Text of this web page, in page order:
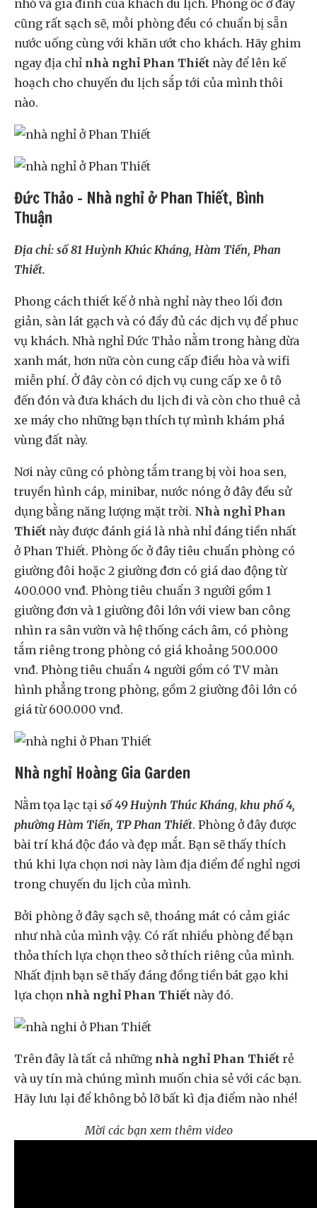
nhỏ và gia đình của khách du lịch. Phòng ốc ở đây
cũng rất sạch sẽ, mỗi phòng đều có chuẩn bị sẵn
nước uống cùng với khăn ướt cho khách. Hãy ghim
ngay địa chỉ nhà nghỉ Phan Thiết này để lên kế
hoạch cho chuyến du lịch sắp tới của mình thôi
nào.
Đức Thảo – Nhà nghỉ ở Phan Thiết, Bình
Thuận
Địa chỉ: số 81 Huỳnh Khúc Kháng, Hàm Tiến, Phan
Thiết.
Phong cách thiết kế ở nhà nghỉ này theo lối đơn
giản, sàn lát gạch và có đầy đủ các dịch vụ để phuc
vụ khách. Nhà nghỉ Đức Thảo nằm trong hàng dừa
xanh mát, hơn nữa còn cung cấp điều hòa và wifi
miễn phí. Ở đây còn có dịch vụ cung cấp xe ô tô
đến đón và đưa khách du lịch đi và còn cho thuê cả
xe máy cho những bạn thích tự mình khám phá
vùng đất này.
Nơi này cũng có phòng tắm trang bị vòi hoa sen,
truyền hình cáp, minibar, nước nóng ở đây đều sử
dụng bằng năng lượng mặt trời. Nhà nghỉ Phan
Thiết này được đánh giá là nhà nhỉ đáng tiền nhất
ở Phan Thiết. Phòng ốc ở đây tiêu chuẩn phòng có
giường đôi hoặc 2 giường đơn có giá dao động từ
400.000 vnđ. Phòng tiêu chuẩn 3 người gồm 1
giường đơn và 1 giường đôi lớn với view ban công
nhìn ra sân vườn và hệ thống cách âm, có phòng
tắm riêng trong phòng có giá khoảng 500.000
vnđ. Phòng tiêu chuẩn 4 người gồm có TV màn
hình phẳng trong phòng, gồm 2 giường đôi lớn có
giá từ 600.000 vnđ.
Nhà nghỉ Hoàng Gia Garden
Nằm tọa lạc tại số 49 Huỳnh Thúc Kháng, khu phố 4,
phường Hàm Tiến, TP Phan Thiết. Phòng ở đây được
bài trí khá độc đáo và đẹp mắt. Bạn sẽ thấy thích
thú khi lựa chọn nơi này làm địa điểm để nghỉ ngơi
trong chuyến du lịch của mình.
Bởi phòng ở đây sạch sẽ, thoáng mát có cảm giác
như nhà của mình vậy. Có rất nhiều phòng để bạn
thỏa thích lựa chọn theo sở thích riêng của mình.
Nhất định bạn sẽ thấy đáng đồng tiền bát gạo khi
lựa chọn nhà nghỉ Phan Thiết này đó.
Trên đây là tất cả những nhà nghỉ Phan Thiết rẻ
và uy tín mà chúng mình muốn chia sẻ với các bạn.
Hãy lưu lại để không bỏ lỡ bất kì địa điểm nào nhé!
Mời các bạn xem thêm video